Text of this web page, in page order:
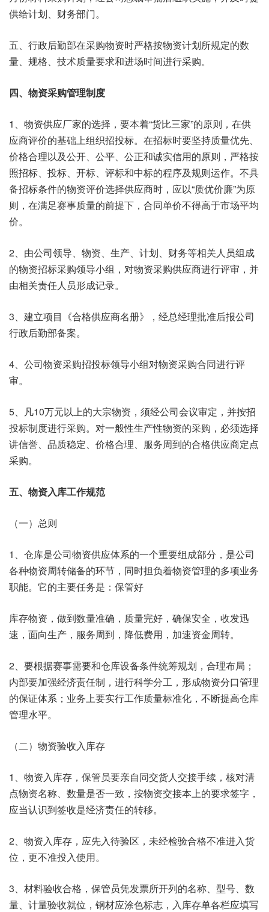
供给计划、财务部门。
五、行政后勤部在采购物资时严格按物资计划所规定的数
量、规格、技术质量要求和进场时间进行采购。
四、物资采购管理制度
1、物资供应厂家的选择，要本着“货比三家”的原则，在供
应商评价的基础上组织招投标。在招标时要坚持质量优先、
价格合理以及公开、公平、公正和诚实信用的原则，严格按
照招标、投标、开标、评标和中标的程序及规则运作。不具
备招标条件的物资评价选择供应商时，应以“质优价廉”为原
则，在满足赛事质量的前提下，合同单价不得高于市场平均
价。
2、由公司领导、物资、生产、计划、财务等相关人员组成
的物资招标采购领导小组，对物资采购供应商进行评审，并
由相关责任人员形成记录。
3、建立项目《合格供应商名册》，经总经理批准后报公司
行政后勤部备案。
4、公司物资采购招投标领导小组对物资采购合同进行评
审。
5、凡10万元以上的大宗物资，须经公司会议审定，并按招
投标制度进行采购。对一般性生产性物资的采购，必须选择
讲信誉、品质稳定、价格合理、服务周到的合格供应商定点
采购。
五、物资入库工作规范
（一）总则
1、仓库是公司物资供应体系的一个重要组成部分，是公司
各种物资周转储备的环节，同时担负着物资管理的多项业务
职能。它的主要任务是：保管好
库存物资，做到数量准确，质量完好，确保安全，收发迅
速，面向生产，服务周到，降低费用，加速资金周转。
2、要根据赛事需要和仓库设备条件统筹规划，合理布局；
内部要加强经济责任制，进行科学分工，形成物资分口管理
的保证体系；业务上要实行工作质量标准化，不断提高仓库
管理水平。
（二）物资验收入库存
1、物资入库存，保管员要亲自同交货人交接手续，核对清
点物资名称、数量是否一致，按物资交接本上的要求签字，
应当认识到签收是经济责任的转移。
2、物资入库存，应先入待验区，未经检验合格不准进入货
位，更不准投入使用。
3、材料验收合格，保管员凭发票所开列的名称、型号、数
量、计量验收就位，钢材应涂色标志，入库存单各栏应填写